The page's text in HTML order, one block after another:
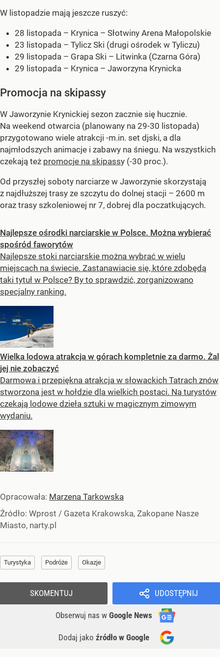
W listopadzie mają jeszcze ruszyć:
28 listopada – Krynica – Słotwiny Arena Małopolskie
23 listopada – Tylicz Ski (drugi ośrodek w Tyliczu)
29 listopada – Grapa Ski – Litwinka (Czarna Góra)
29 listopada – Krynica – Jaworzyna Krynicka
Promocja na skipassy
W Jaworzynie Krynickiej sezon zacznie się hucznie.
Na weekend otwarcia (planowany na 29-30 listopada)
przygotowano wiele atrakcji -m.in. set djski, a dla
najmłodszych animacje i zabawy na śniegu. Na wszystkich
czekają też promocje na skipassy (-30 proc.).
Od przyszłej soboty narciarze w Jaworzynie skorzystają
z najdłuższej trasy ze szczytu do dolnej stacji – 2600 m
oraz trasy szkoleniowej nr 7, dobrej dla poczatkujących.
Najlepsze ośrodki narciarskie w Polsce. Można wybierać
spośród faworytów
Najlepsze stoki narciarskie można wybrać w wielu
miejscach na świecie. Zastanawiacie się, które zdobędą
taki tytuł w Polsce? By to sprawdzić, zorganizowano
specjalny ranking.
Wielka lodowa atrakcja w górach kompletnie za darmo. Żal
jej nie zobaczyć
Darmowa i przepiękna atrakcja w słowackich Tatrach znów
stworzona jest w hołdzie dla wielkich postaci. Na turystów
czekają lodowe dzieła sztuki w magicznym zimowym
wydaniu.
Opracowała: Marzena Tarkowska
Źródło: Wprost / Gazeta Krakowska, Zakopane Nasze
Miasto, narty.pl
Turystyka Podróże Okazje
UDOSTĘPNIJ
Obserwuj nas w Google News
Dodaj jako źródło w Google
SKOMENTUJ